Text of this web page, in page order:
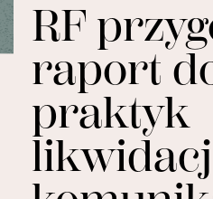
RF
raport
praktyk